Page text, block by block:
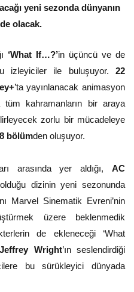
yeni sezonda dünyanın
olacak.
‘What If…?’in üçüncü ve de
izleyiciler ile buluşuyor. 22
’ta yayınlanacak animasyon
tüm kahramanların bir araya
zorlu bir mücadeleye
8 bölümden oluşuyor.
arasında yer aldığı, AC
dizinin yeni sezonunda
Marvel Sinematik Evreni’nin
üzere beklenmedik
de ekleneceği ‘What
Jeffrey Wright’ın seslendirdiği
bu sürükleyici dünyada